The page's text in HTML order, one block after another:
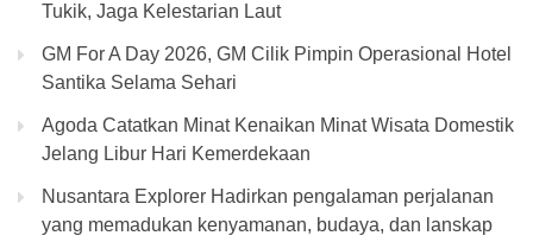
Tukik, Jaga Kelestarian Laut
GM For A Day 2026, GM Cilik Pimpin Operasional Hotel
Santika Selama Sehari
Agoda Catatkan Minat Kenaikan Minat Wisata Domestik
Jelang Libur Hari Kemerdekaan
Nusantara Explorer Hadirkan pengalaman perjalanan
yang memadukan kenyamanan, budaya, dan lanskap